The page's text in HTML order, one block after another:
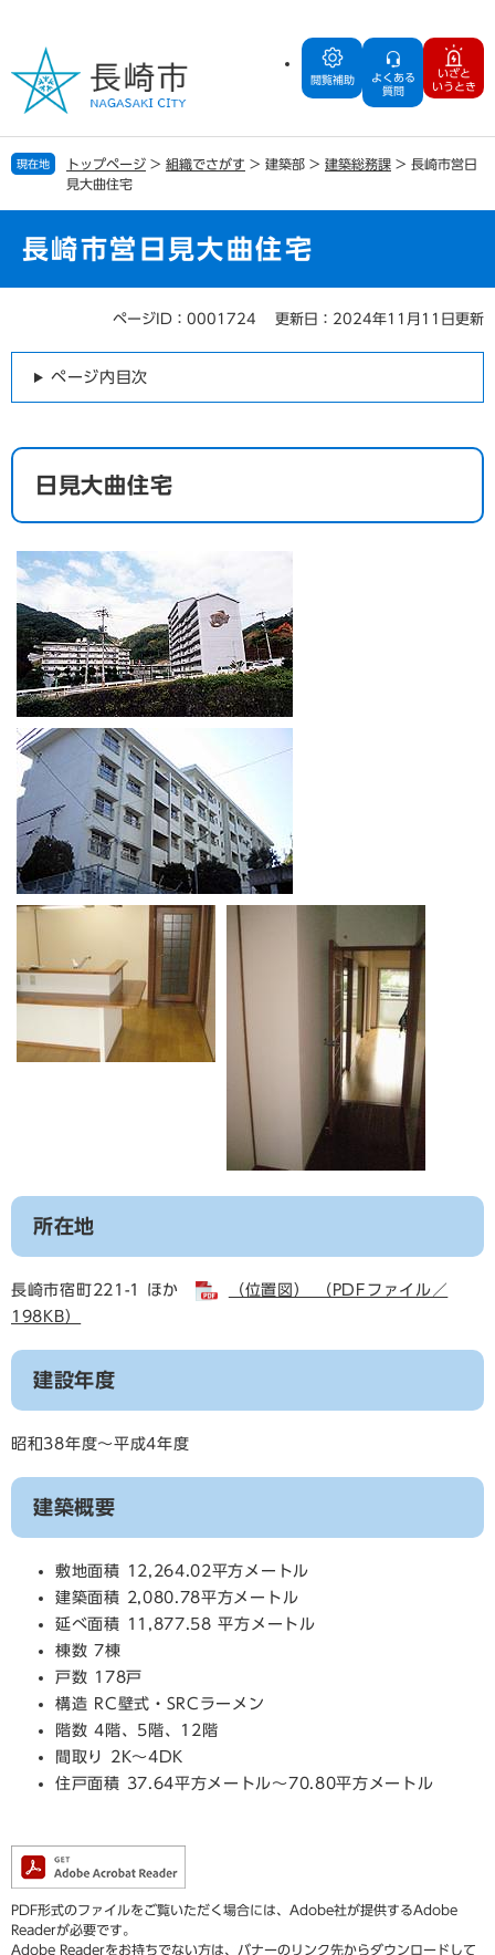
の
で
す
ー
ば
し
閲覧補助
よくある
質問
いざと
いうとき
現在地 トップページ > 組織でさがす > 建築部 > 建築総務課 > 長崎市営日
見大曲住宅
長崎市営日見大曲住宅
ページID：0001724 更新日：2024年11月11日更新
ページ内目次
日見大曲住宅
所在地
長崎市宿町221-1 ほか
（位置図） （PDFファイル／
198KB）
建設年度
昭和38年度～平成4年度
建築概要
敷地面積 12,264.02平方メートル
建築面積 2,080.78平方メートル
延べ面積 11,877.58 平方メートル
棟数 7棟
戸数 178戸
構造 RC壁式・SRCラーメン
階数 4階、5階、12階
間取り 2K～4DK
住戸面積 37.64平方メートル～70.80平方メートル
PDF形式のファイルをご覧いただく場合には、Adobe社が提供するAdobe
Readerが必要です。
Adobe Readerをお持ちでない方は、バナーのリンク先からダウンロードして